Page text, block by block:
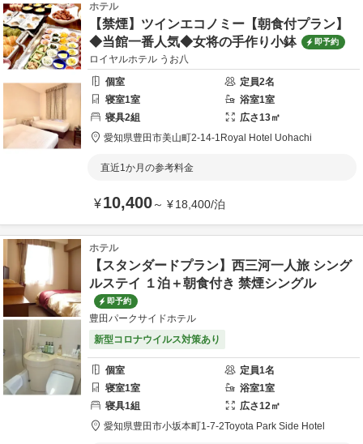
ホテル
【禁煙】ツインエコノミー【朝食付プラン】
◆当館一番人気◆女将の手作り小鉢
即予約
ロイヤルホテル うお八
個室
定員2名
寝室1室 浴室1室
寝具2組 広さ13㎡
愛知県豊田市美山町2-14-1 Royal Hotel Uohachi
直近1か月の参考料金
¥10,400～ ¥18,400/泊
ホテル
【スタンダードプラン】西三河一人旅 シング
ルステイ １泊＋朝食付き 禁煙シングル
即予約
豊田パークサイドホテル
新型コロナウイルス対策あり
個室 定員1名
寝室1室 浴室1室
寝具1組 広さ12㎡
愛知県豊田市小坂本町1-7-2Toyota Park Side Hotel